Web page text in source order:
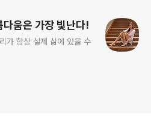
, 나의 아름다움은 가장 빛난다!
가 항상 실제 삶에 있을 수